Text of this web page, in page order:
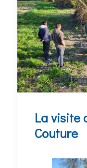
La visite
Couture